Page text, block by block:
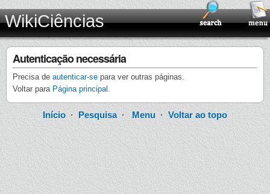
WikiCiências
Autenticação necessária
Precisa de autenticar-se para ver outras páginas.
Voltar para Página principal .
Início · Pesquisa·Menu ·Voltar ao topo